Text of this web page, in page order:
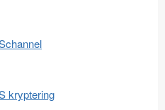
kryptering